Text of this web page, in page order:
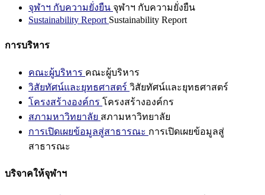
จุฬาฯ กับความยั่งยืน จุฬาฯ กับความยั่งยืน
Sustainability Report Sustainability Report
การบริหาร
คณะผู้บริหาร คณะผู้บริหาร
วิสัยทัศน์และยุทธศาสตร์ วิสัยทัศน์และยุทธศาสตร์
โครงสร้างองค์กร โครงสร้างองค์กร
สภามหาวิทยาลัย สภามหาวิทยาลัย
การเปิดเผยข้อมูลสู่สาธารณะ การเปิดเผยข้อมูลสู่
สาธารณะ
บริจาคให้จุฬาฯ